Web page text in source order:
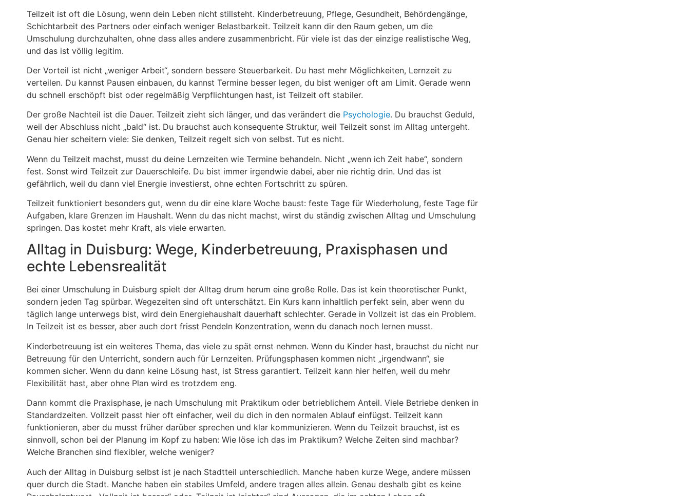
Teilzeit ist oft die Lösung, wenn dein Leben nicht stillsteht. Kinderbetreuung, Pflege, Gesundheit, Behördengänge,
Schichtarbeit des Partners oder einfach weniger Belastbarkeit. Teilzeit kann dir den Raum geben, um die
Umschulung durchzuhalten, ohne dass alles andere zusammenbricht. Für viele ist das der einzige realistische Weg,
und das ist völlig legitim.
Der Vorteil ist nicht „weniger Arbeit“, sondern bessere Steuerbarkeit. Du hast mehr Möglichkeiten, Lernzeit zu
verteilen. Du kannst Pausen einbauen, du kannst Termine besser legen, du bist weniger oft am Limit. Gerade wenn
du schnell erschöpft bist oder regelmäßig Verpflichtungen hast, ist Teilzeit oft stabiler.
Der große Nachteil ist die Dauer. Teilzeit zieht sich länger, und das verändert die Psychologie. Du brauchst Geduld,
weil der Abschluss nicht „bald“ ist. Du brauchst auch konsequente Struktur, weil Teilzeit sonst im Alltag untergeht.
Genau hier scheitern viele: Sie denken, Teilzeit regelt sich von selbst. Tut es nicht.
Wenn du Teilzeit machst, musst du deine Lernzeiten wie Termine behandeln. Nicht „wenn ich Zeit habe“, sondern
fest. Sonst wird Teilzeit zur Dauerschleife. Du bist immer irgendwie dabei, aber nie richtig drin. Und das ist
gefährlich, weil du dann viel Energie investierst, ohne echten Fortschritt zu spüren.
Teilzeit funktioniert besonders gut, wenn du dir eine klare Woche baust: feste Tage für Wiederholung, feste Tage für
Aufgaben, klare Grenzen im Haushalt. Wenn du das nicht machst, wirst du ständig zwischen Alltag und Umschulung
springen. Das kostet mehr Kraft, als viele erwarten.
Alltag in Duisburg: Wege, Kinderbetreuung, Praxisphasen und
echte Lebensrealität
Bei einer Umschulung in Duisburg spielt der Alltag drum herum eine große Rolle. Das ist kein theoretischer Punkt,
sondern jeden Tag spürbar. Wegezeiten sind oft unterschätzt. Ein Kurs kann inhaltlich perfekt sein, aber wenn du
täglich lange unterwegs bist, wird dein Energiehaushalt dauerhaft schlechter. Gerade in Vollzeit ist das ein Problem.
In Teilzeit ist es besser, aber auch dort frisst Pendeln Konzentration, wenn du danach noch lernen musst.
Kinderbetreuung ist ein weiteres Thema, das viele zu spät ernst nehmen. Wenn du Kinder hast, brauchst du nicht nur
Betreuung für den Unterricht, sondern auch für Lernzeiten. Prüfungsphasen kommen nicht „irgendwann“, sie
kommen sicher. Wenn du dann keine Lösung hast, ist Stress garantiert. Teilzeit kann hier helfen, weil du mehr
Flexibilität hast, aber ohne Plan wird es trotzdem eng.
Dann kommt die Praxisphase, je nach Umschulung mit Praktikum oder betrieblichem Anteil. Viele Betriebe denken in
Standardzeiten. Vollzeit passt hier oft einfacher, weil du dich in den normalen Ablauf einfügst. Teilzeit kann
funktionieren, aber du musst früher darüber sprechen und klar kommunizieren. Wenn du Teilzeit brauchst, ist es
sinnvoll, schon bei der Planung im Kopf zu haben: Wie löse ich das im Praktikum? Welche Zeiten sind machbar?
Welche Branchen sind flexibler, welche weniger?
Auch der Alltag in Duisburg selbst ist je nach Stadtteil unterschiedlich. Manche haben kurze Wege, andere müssen
quer durch die Stadt. Manche haben ein stabiles Umfeld, andere tragen alles allein. Genau deshalb gibt es keine